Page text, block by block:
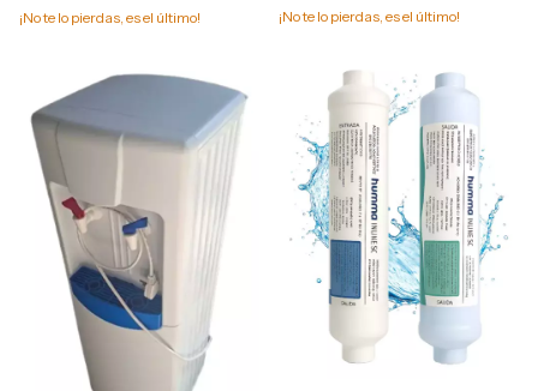
¡No te lo pierdas, es el último!
¡No te lo pierdas, es el último!